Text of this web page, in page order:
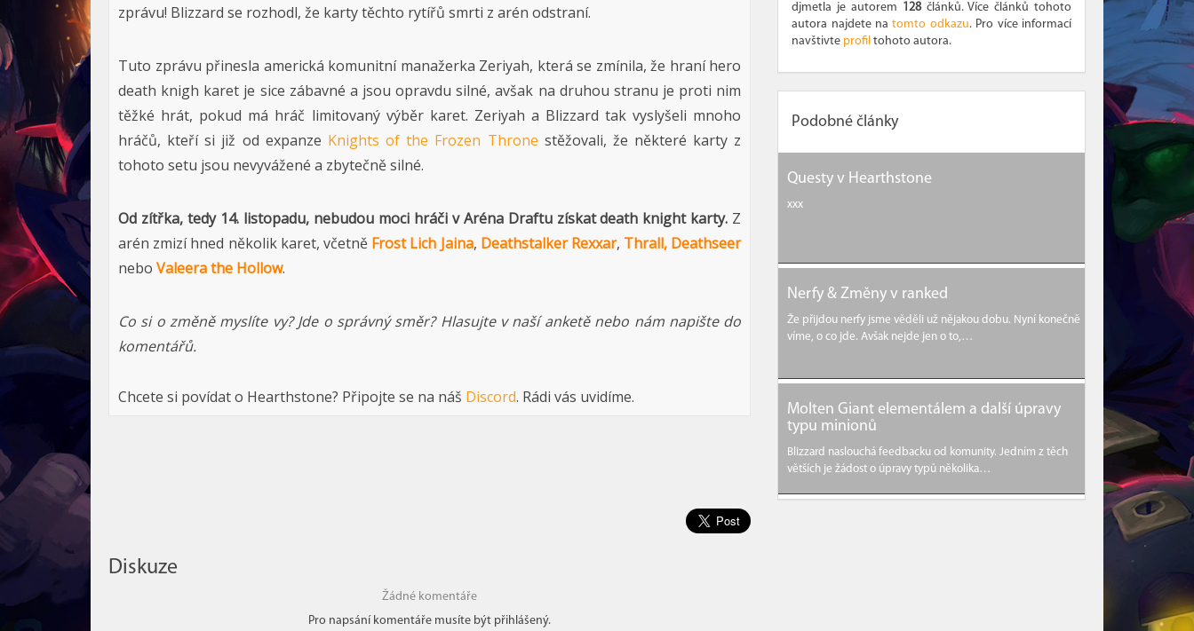
zprávu! Blizzard se rozhodl, že karty těchto rytířů smrti z arén odstraní.
Tuto zprávu přinesla americká komunitní manažerka Zeriyah, která se zmínila, že hraní hero
death knigh karet je sice zábavné a jsou opravdu silné, avšak na druhou stranu je proti nim
těžké hrát, pokud má hráč limitovaný výběr karet. Zeriyah a Blizzard tak vyslyšeli mnoho
hráčů, kteří si již od expanze Knights of the Frozen Throne stěžovali, že některé karty z
tohoto setu jsou nevyvážené a zbytečně silné.
Od zítřka, tedy 14. listopadu, nebudou moci hráči v Aréna Draftu získat death knight karty. Z
arén zmizí hned několik karet, včetně Frost Lich Jaina, Deathstalker Rexxar, Thrall, Deathseer
nebo Valeera the Hollow.
Co si o změně myslíte vy? Jde o správný směr? Hlasujte v naší anketě nebo nám napište do
komentářů.
Chcete si povídat o Hearthstone? Připojte se na náš Discord. Rádi vás uvidíme.
djmetla je autorem 128článků. Více článků tohoto
autora najdete natomto odkazu. Pro více informací
navštivte profil tohoto autora.
Podobné články
Questy v Hearthstone
xxx
Nerfy & Změny v ranked
Že přijdou nerfy jsme věděli už nějakou dobu. Nyní konečně
víme, o co jde. Avšak nejde jen o to,…
Molten Giant elementálem a další úpravy
typu minionů
Blizzard naslouchá feedbacku od komunity. Jedním z těch
větších je žádost o úpravy typů několika…
Diskuze
Žádné komentáře
Pro napsání komentáře musíte být přihlášený.